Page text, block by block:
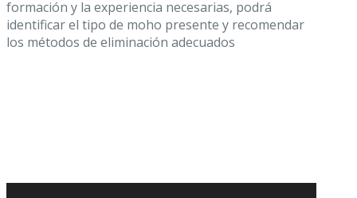
formación y la experiencia necesarias, podrá
identificar el tipo de moho presente y recomendar
los métodos de eliminación adecuados